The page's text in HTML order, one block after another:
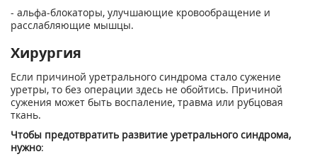
- альфа-блокаторы, улучшающие кровообращение и
расслабляющие мышцы.
Хирургия
Если причиной уретрального синдрома стало сужение
уретры, то без операции здесь не обойтись. Причиной
сужения может быть воспаление, травма или рубцовая
ткань.
Чтобы предотвратить развитие уретрального синдрома,
нужно: